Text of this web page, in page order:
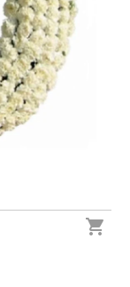
